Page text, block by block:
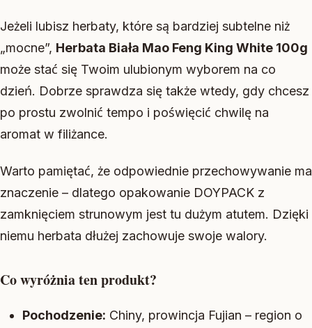
Jeżeli lubisz herbaty, które są bardziej subtelne niż
„mocne”, Herbata Biała Mao Feng King White 100g
może stać się Twoim ulubionym wyborem na co
dzień. Dobrze sprawdza się także wtedy, gdy chcesz
po prostu zwolnić tempo i poświęcić chwilę na
aromat w filiżance.
Warto pamiętać, że odpowiednie przechowywanie ma
znaczenie – dlatego opakowanie DOYPACK z
zamknięciem strunowym jest tu dużym atutem. Dzięki
niemu herbata dłużej zachowuje swoje walory.
Co wyróżnia ten produkt?
Pochodzenie: Chiny, prowincja Fujian – region o